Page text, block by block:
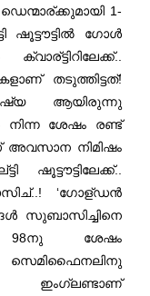
ഡെന്മാര്ക്കുമായി 1-
ഷൂട്ടൗട്ടില്‍ ഗോള്‍
തടുത്തിട്ടത്!
റഷ്യ ആയിരുന്നു
നിന്ന ശേഷം രണ്ട്
അവസാന നിമിഷം
ഷൂട്ടൗട്ടിലേക്ക്..
‘ഗോള്ഡന്‍
സുബാസിച്ചിനെ
98നു ശേഷം